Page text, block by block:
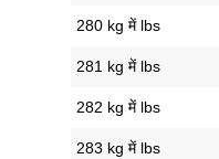
280 kg में lbs
281 kg में lbs
282 kg में lbs
283 kg में lbs